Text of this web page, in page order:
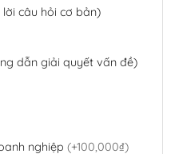
câu hỏi cơ bản)
dẫn giải quyết vấn đề)
nghiệp (+100,000₫)